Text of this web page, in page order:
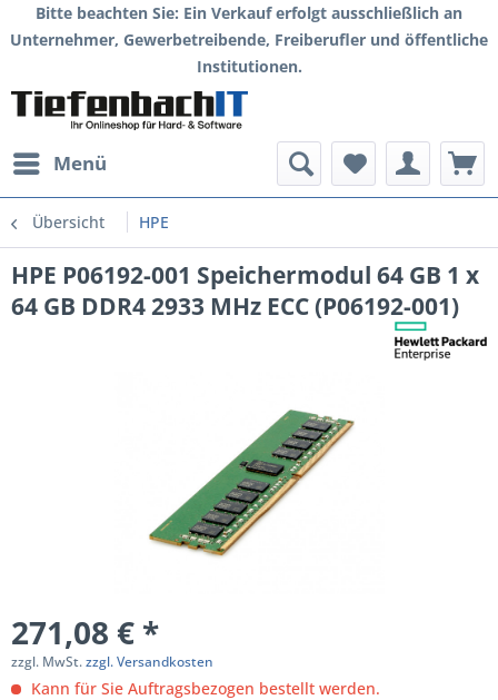
Bitte beachten Sie: Ein Verkauf erfolgt ausschließlich an
Unternehmer, Gewerbetreibende, Freiberufler und öffentliche
Institutionen.
Menü
Übersicht HPE
HPE P06192-001 Speichermodul 64 GB 1 x
64 GB DDR4 2933 MHz ECC (P06192-001)
271,08 € *
zzgl. MwSt.zzgl. Versandkosten
Kann für Sie Auftragsbezogen bestellt werden.